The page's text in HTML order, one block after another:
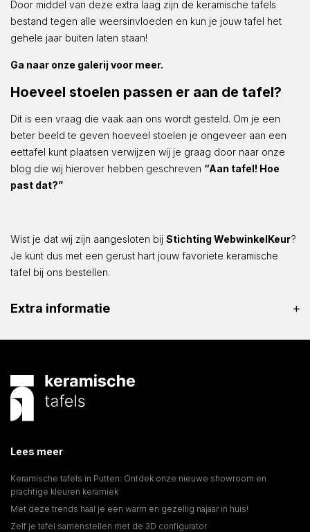
Door middel van deze extra laag zijn de keramische tafels
bestand tegen alle weersinvloeden en kun je jouw tafel het
gehele jaar buiten laten staan!
Ga naar onze galerij voor meer.
Hoeveel stoelen passen er aan de tafel?
Dit is een vraag die vaak aan ons wordt gesteld. Om je een
beter beeld te geven hoeveel stoelen je ongeveer aan een
eettafel kunt plaatsen verwijzen wij je graag door naar onze
blog die wij hierover hebben geschreven “Aan tafel! Hoe
past dat?”
Wist je dat wij zijn aangesloten bij Stichting WebwinkelKeur?
Je kunt dus met een gerust hart jouw favoriete keramische
tafel bij ons bestellen.
Extra informatie
Lees meer
Keramische tafels in Putten: Ontdek onze nieuwe showroom en
prachtige kleuren keramiek
Met deze trends haal je een warm en gezellig najaar in huis!
Zelf je tafel samenstellen met de 3D configurator